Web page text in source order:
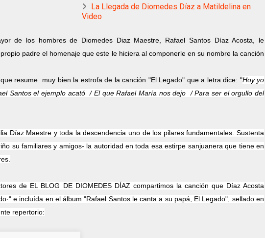
La Llegada de Diomedes Díaz a Matildelina en
Video
de los hombres de Diomedes Diaz Maestre, Rafael Santos Díaz Acosta, le
padre el homenaje que este le hiciera al componerle en su nombre la canción
resume muy bien la estrofa de la canción "El Legado" que a letra dice: "Hoy yo
Santos el ejemplo acató / El que Rafael María nos dejo /Para ser el orgullo del
Díaz Maestre y toda la descendencia uno de los pilares fundamentales. Sustenta
su familiares y amigos- la autoridad en toda esa estirpe sanjuanera que tiene en
de EL BLOG DE DIOMEDES DÍAZ compartimos la canción que Díaz Acosta
e incluída en el álbum "Rafael Santos le canta a su papá, El Legado", sellado en
repertorio: